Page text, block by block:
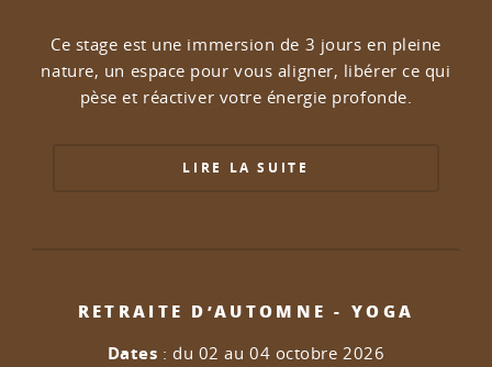
Ce stage est une immersion de 3 jours en pleine
nature, un espace pour vous aligner, libérer ce qui
pèse et réactiver votre énergie profonde.
LIRE LA SUITE
RETRAITE D’AUTOMNE - YOGA
Dates : du 02 au 04 octobre 2026